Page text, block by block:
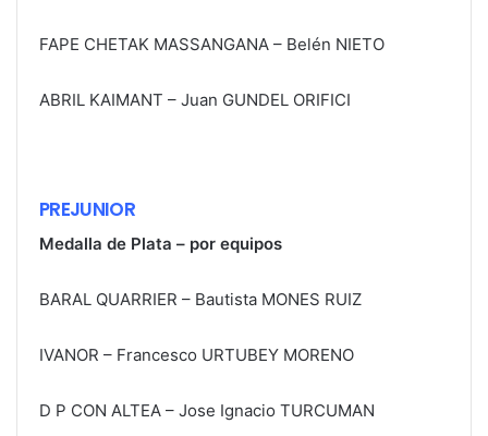
FAPE CHETAK MASSANGANA – Belén NIETO
ABRIL KAIMANT – Juan GUNDEL ORIFICI
PREJUNIOR
Medalla de Plata – por equipos
BARAL QUARRIER – Bautista MONES RUIZ
IVANOR – Francesco URTUBEY MORENO
D P CON ALTEA – Jose Ignacio TURCUMAN